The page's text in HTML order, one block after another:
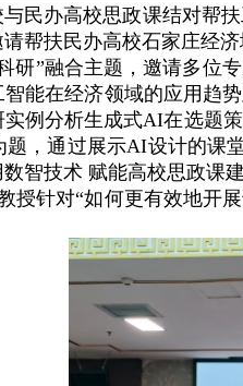
民办高校思政课结对帮
请帮扶民办高校石家庄经
研”融合主题，邀请多位
能在经济领域的应用趋
例分析生成式AI在选题
，通过展示AI设计的课
智技术 赋能高校思政课
授针对“如何更有效地开